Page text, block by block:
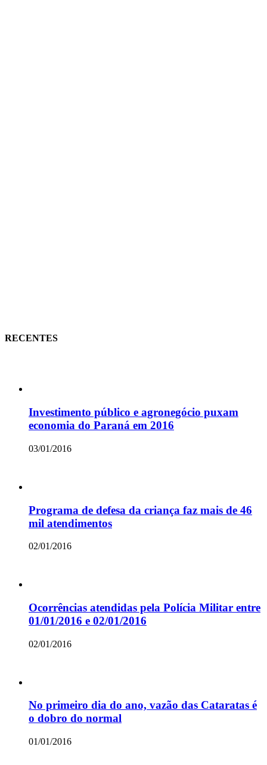
RECENTES
Investimento público e agronegócio puxam
economia do Paraná em 2016
03/01/2016
Programa de defesa da criança faz mais de 46
mil atendimentos
02/01/2016
Ocorrências atendidas pela Polícia Militar entre
01/01/2016 e 02/01/2016
02/01/2016
No primeiro dia do ano, vazão das Cataratas é
o dobro do normal
01/01/2016